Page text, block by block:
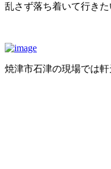
乱さず落ち着いて行きた
焼津市石津の現場では軒